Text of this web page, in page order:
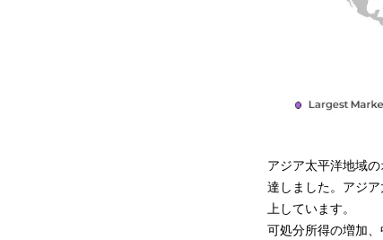
アジア太平洋地域
達しました。アジ
上しています。
可処分所得の増加